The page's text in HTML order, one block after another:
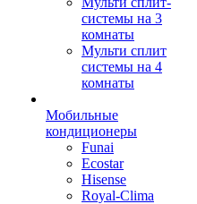
системы на 3
комнаты
Мульти сплит
системы на 4
комнаты
Мобильные
кондиционеры
Funai
Ecostar
Hisense
Royal-Clima